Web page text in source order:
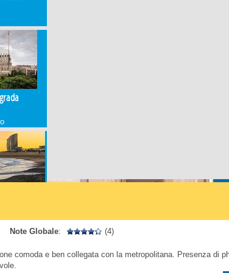
Note Globale: (4)
comoda e ben collegata con la metropolitana. Presenza di